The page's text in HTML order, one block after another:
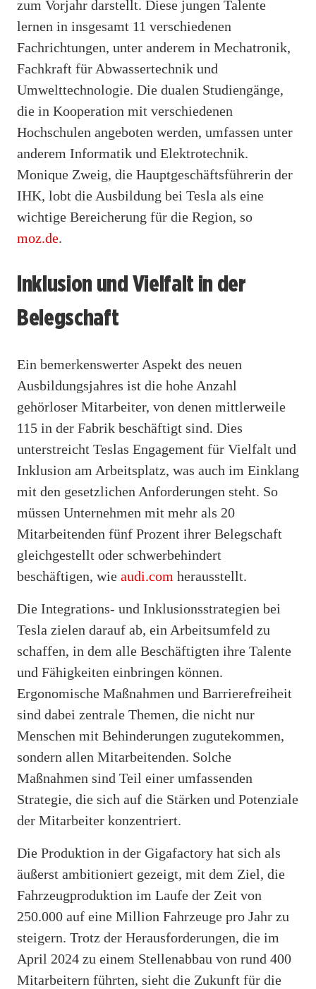
zum Vorjahr darstellt. Diese jungen Talente
lernen in insgesamt 11 verschiedenen
Fachrichtungen, unter anderem in Mechatronik,
Fachkraft für Abwassertechnik und
Umwelttechnologie. Die dualen Studiengänge,
die in Kooperation mit verschiedenen
Hochschulen angeboten werden, umfassen unter
anderem Informatik und Elektrotechnik.
Monique Zweig, die Hauptgeschäftsführerin der
IHK, lobt die Ausbildung bei Tesla als eine
wichtige Bereicherung für die Region, so
moz.de.
Inklusion und Vielfalt in der
Belegschaft
Ein bemerkenswerter Aspekt des neuen
Ausbildungsjahres ist die hohe Anzahl
gehörloser Mitarbeiter, von denen mittlerweile
115 in der Fabrik beschäftigt sind. Dies
unterstreicht Teslas Engagement für Vielfalt und
Inklusion am Arbeitsplatz, was auch im Einklang
mit den gesetzlichen Anforderungen steht. So
müssen Unternehmen mit mehr als 20
Mitarbeitenden fünf Prozent ihrer Belegschaft
gleichgestellt oder schwerbehindert
beschäftigen, wie audi.com herausstellt.
Die Integrations- und Inklusionsstrategien bei
Tesla zielen darauf ab, ein Arbeitsumfeld zu
schaffen, in dem alle Beschäftigten ihre Talente
und Fähigkeiten einbringen können.
Ergonomische Maßnahmen und Barrierefreiheit
sind dabei zentrale Themen, die nicht nur
Menschen mit Behinderungen zugutekommen,
sondern allen Mitarbeitenden. Solche
Maßnahmen sind Teil einer umfassenden
Strategie, die sich auf die Stärken und Potenziale
der Mitarbeiter konzentriert.
Die Produktion in der Gigafactory hat sich als
äußerst ambitioniert gezeigt, mit dem Ziel, die
Fahrzeugproduktion im Laufe der Zeit von
250.000 auf eine Million Fahrzeuge pro Jahr zu
steigern. Trotz der Herausforderungen, die im
April 2024 zu einem Stellenabbau von rund 400
Mitarbeitern führten, sieht die Zukunft für die